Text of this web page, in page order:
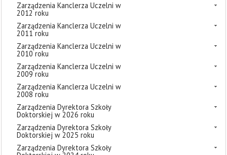
Zarządzenia Kanclerza Uczelni w
2012 roku
Zarządzenia Kanclerza Uczelni w
2011 roku
Zarządzenia Kanclerza Uczelni w
2010 roku
Zarządzenia Kanclerza Uczelni w
2009 roku
Zarządzenia Kanclerza Uczelni w
2008 roku
Zarządzenia Dyrektora Szkoły
Doktorskiej w 2026 roku
Zarządzenia Dyrektora Szkoły
Doktorskiej w 2025 roku
Zarządzenia Dyrektora Szkoły